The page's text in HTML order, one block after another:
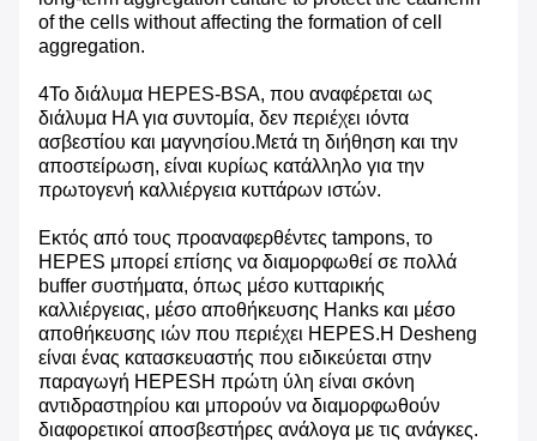
of the cells without affecting the formation of cell
aggregation.
4Το διάλυμα HEPES-BSA, που αναφέρεται ως
διάλυμα HA για συντομία, δεν περιέχει ιόντα
ασβεστίου και μαγνησίου.Μετά τη διήθηση και την
αποστείρωση, είναι κυρίως κατάλληλο για την
πρωτογενή καλλιέργεια κυττάρων ιστών.
Εκτός από τους προαναφερθέντες tampons, το
HEPES μπορεί επίσης να διαμορφωθεί σε πολλά
buffer συστήματα, όπως μέσο κυτταρικής
καλλιέργειας, μέσο αποθήκευσης Hanks και μέσο
αποθήκευσης ιών που περιέχει HEPES.Η Desheng
είναι ένας κατασκευαστής που ειδικεύεται στην
παραγωγή HEPESΗ πρώτη ύλη είναι σκόνη
αντιδραστηρίου και μπορούν να διαμορφωθούν
διαφορετικοί αποσβεστήρες ανάλογα με τις ανάγκες.